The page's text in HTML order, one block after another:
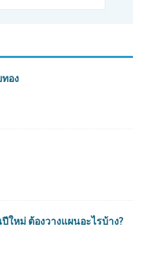
อง
ใหม่ ต้องวางแผนอะไรบ้าง?